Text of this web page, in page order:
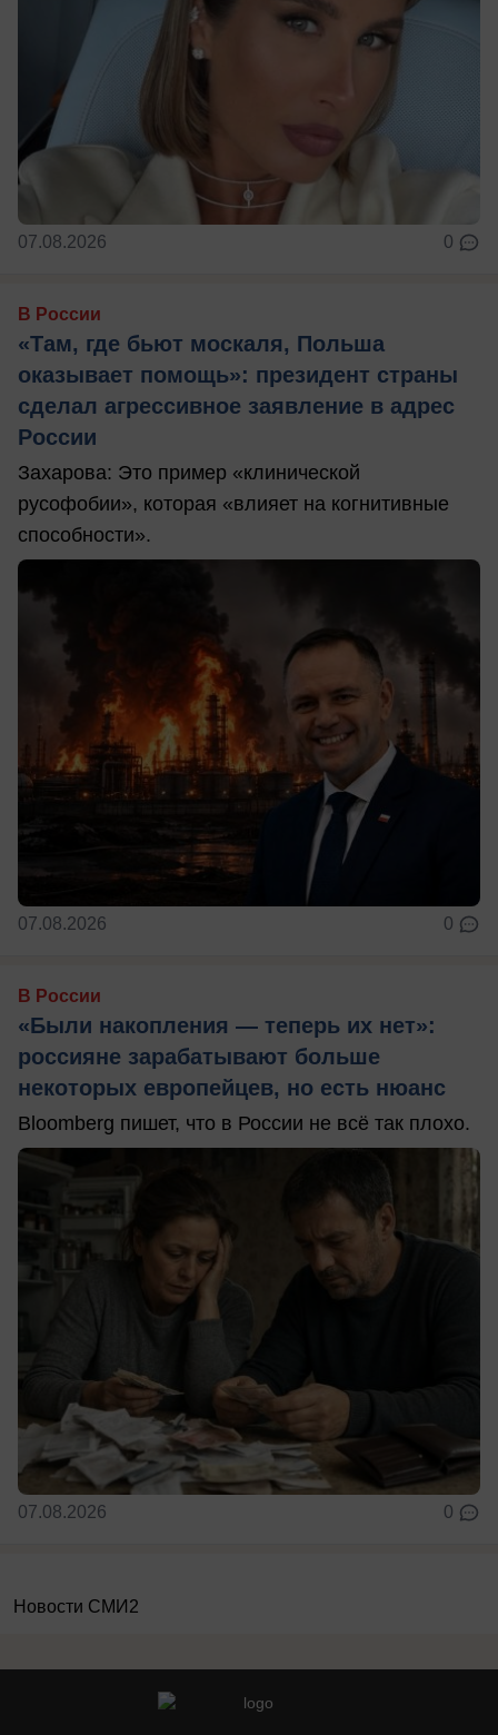
07.08.2026 0
В России
«Там, где бьют москаля, Польша
оказывает помощь»: президент страны
сделал агрессивное заявление в адрес
России
Захарова: Это пример «клинической
русофобии», которая «влияет на когнитивные
способности».
07.08.2026 0
В России
«Были накопления — теперь их нет»:
россияне зарабатывают больше
некоторых европейцев, но есть нюанс
Bloomberg пишет, что в России не всё так плохо.
07.08.2026 0
Новости СМИ2